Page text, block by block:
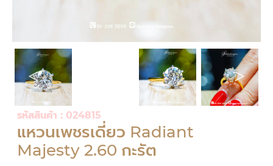
รหัสสินค้า : 024815
แหวนเพชรเดี่ยว Radiant
Majesty 2.60 กะรัต